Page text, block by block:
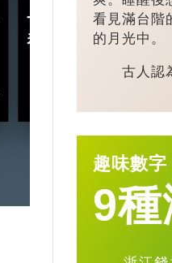
十五五規劃｜五年
着甚麼中國「治」
看見滿台階
的月光中。
古人認為
趣味數字
9種